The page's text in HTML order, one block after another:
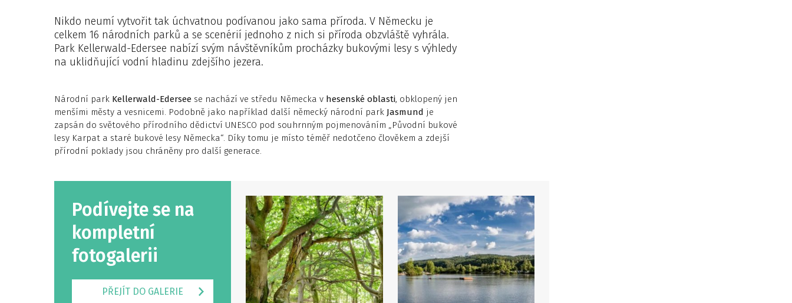
Nikdo neumí vytvořit tak úchvatnou podívanou jako sama příroda. V Německu je
celkem 16 národních parků a se scenérií jednoho z nich si příroda obzvláště vyhrála.
Park Kellerwald-Edersee nabízí svým návštěvníkům procházky bukovými lesy s výhledy
na uklidňující vodní hladinu zdejšího jezera.
Národní park Kellerwald-Edersee se nachází ve středu Německa v hesenské oblasti, obklopený jen
menšími městy a vesnicemi. Podobně jako například další německý národní park Jasmund je
zapsán do světového přírodního dědictví UNESCO pod souhrnným pojmenováním „Původní bukové
lesy Karpat a staré bukové lesy Německa“. Díky tomu je místo téměř nedotčeno člověkem a zdejší
přírodní poklady jsou chráněny pro další generace.
Podívejte se na
kompletní
fotogalerii
PŘEJÍT DO GALERIE